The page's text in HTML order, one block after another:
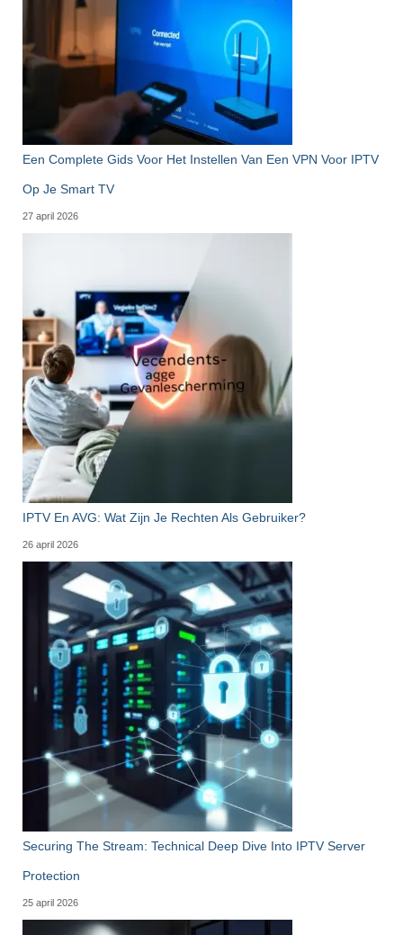
Een Complete Gids Voor Het Instellen Van Een VPN Voor IPTV
Op Je Smart TV
27 april 2026
IPTV En AVG: Wat Zijn Je Rechten Als Gebruiker?
26 april 2026
Securing The Stream: Technical Deep Dive Into IPTV Server
Protection
25 april 2026